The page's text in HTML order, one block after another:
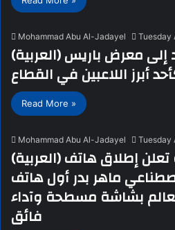
Mohammad Abu Al-Jadayel Tuesday
(العربية) ستيلانتيس تعود إلى معرض باريس
أبرز اللاعبين في القطاع
Read More »
Mohammad Abu Al-Jadayel Tuesday
(العربية) أوبو تعلن إطلاق هاتف Find N6
ماهر بدر أول هاتف
بشاشة مسطحة وآداء
فائق